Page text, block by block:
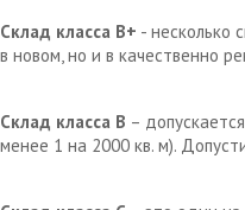
Склад класса В+ - несколько
в новом, но и в качественно
Склад класса В –
менее 1 на 2000 кв. м).